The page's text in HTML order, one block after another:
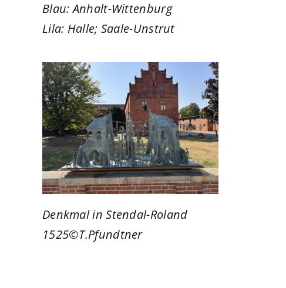
Blau: Anhalt-Wittenburg
Lila: Halle; Saale-Unstrut
Denkmal in Stendal-Roland
1525©T.Pfundtner